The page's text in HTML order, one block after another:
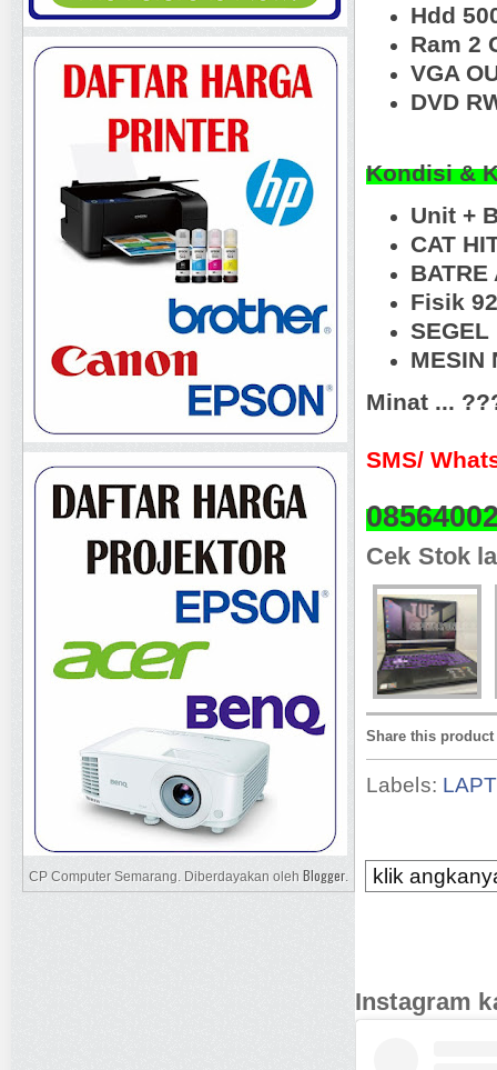
Hdd
Ram 2
VGA
DVD
Kondisi &
Unit +
CAT
BATRE
Fisik
SEGEL
MESIN
Minat ...
SMS/
Cek Stok
Share this product
Labels:
klik
Instagram
CP Computer Semarang. Diberdayakan oleh Blogger.